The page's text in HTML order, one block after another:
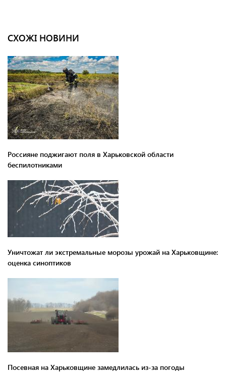
СХОЖІ НОВИНИ
Россияне поджигают поля в Харьковской области
беспилотниками
Уничтожат ли экстремальные морозы урожай на Харьковщине:
оценка синоптиков
Посевная на Харьковщине замедлилась из-за погоды